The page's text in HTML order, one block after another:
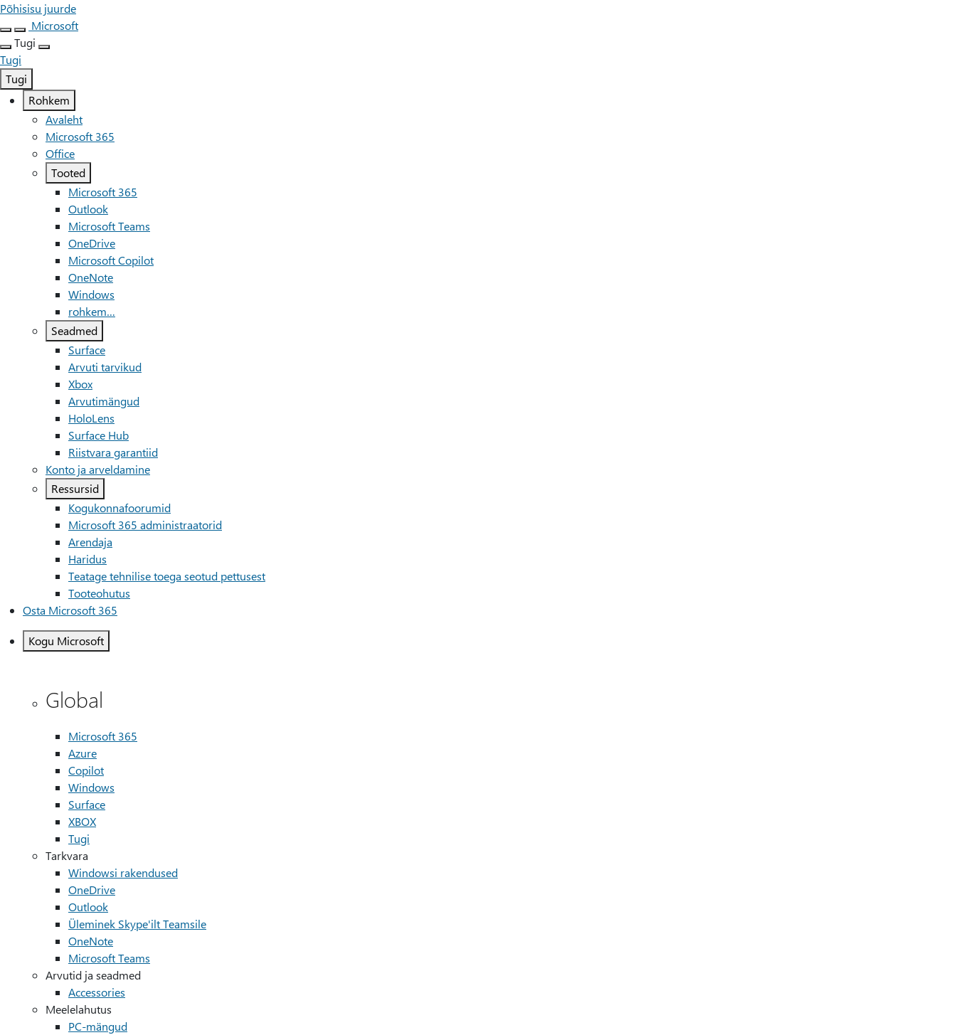
Põhisisu juurde
Microsoft
Tugi
Tugi
Tugi
Rohkem
Avaleht
Microsoft 365
Office
Tooted
Microsoft 365
Outlook
Microsoft Teams
OneDrive
Microsoft Copilot
OneNote
Windows
rohkem…
Seadmed
Surface
Arvuti tarvikud
Xbox
Arvutimängud
HoloLens
Surface Hub
Riistvara garantiid
Konto ja arveldamine
Ressursid
Kogukonnafoorumid
Microsoft 365 administraatorid
Arendaja
Haridus
Teatage tehnilise toega seotud pettusest
Tooteohutus
Osta Microsoft 365
Kogu Microsoft
Global
Microsoft 365
Azure
Copilot
Windows
Surface
XBOX
Tugi
Tarkvara
Windowsi rakendused
OneDrive
Outlook
Üleminek Skype'ilt Teamsile
OneNote
Microsoft Teams
Arvutid ja seadmed
Accessories
Meelelahutus
PC-mängud